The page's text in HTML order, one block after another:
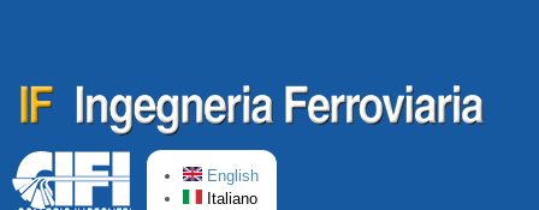
English
Italiano